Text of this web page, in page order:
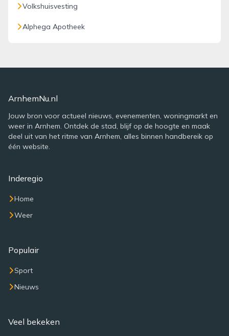
Volkshuisvesting
Alphega Apotheek
ArnhemNu.nl
Jouw bron voor actueel nieuws, evenementen, woningmarkt en
weer in Arnhem. Ontdek de stad, blijf op de hoogte en maak
deel uit van het ritme van Arnhem, alles binnen handbereik op
één website.
Inderegio
Home
Weer
Populair
Sport
Nieuws
Veel bekeken